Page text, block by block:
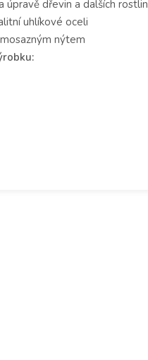
úpravě dřevin a dalších rostlin
uhlíkové oceli
nýtem